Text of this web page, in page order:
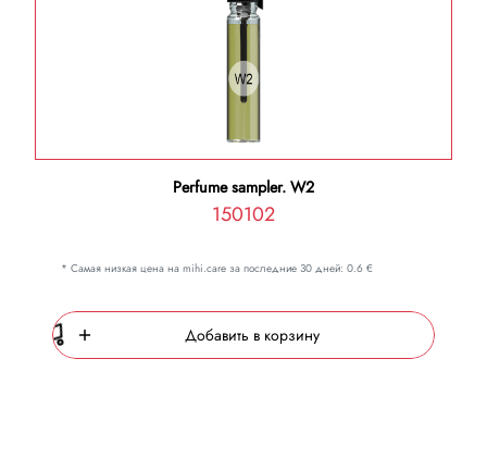
Perfume sampler. W2
150102
* Самая низкая цена на mihi.care за последние 30 дней: 0.6 €
Добавить в корзину